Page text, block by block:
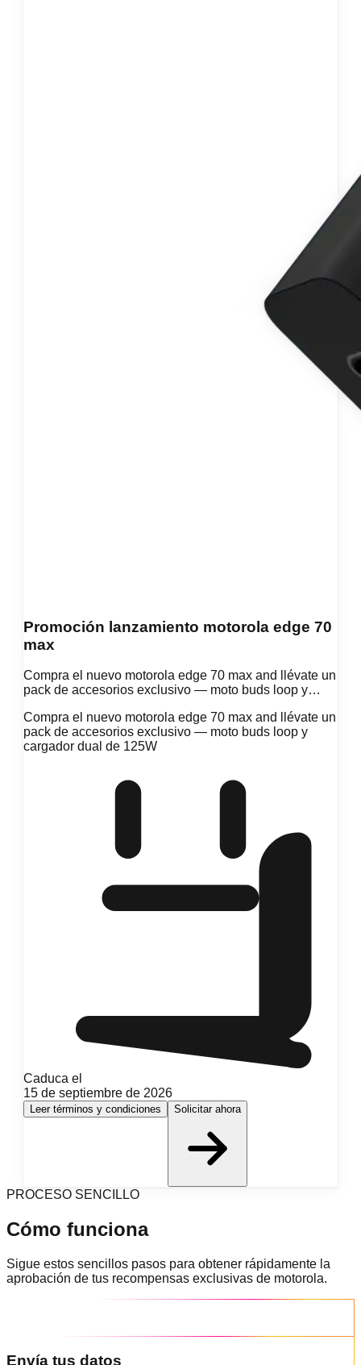
Promoción lanzamiento motorola edge 70
max
Compra el nuevo motorola edge 70 max and llévate un
pack de accesorios exclusivo — moto buds loop y
Compra el nuevo motorola edge 70 max and llévate un
pack de accesorios exclusivo — moto buds loop y
cargador dual de 125W
Caduca el
15 de septiembre de 2026
Leer términos y condiciones Solicitar ahora
PROCESO SENCILLO
Cómo funciona
Sigue estos sencillos pasos para obtener rápidamente la
aprobación de tus recompensas exclusivas de motorola.
Envía tus datos